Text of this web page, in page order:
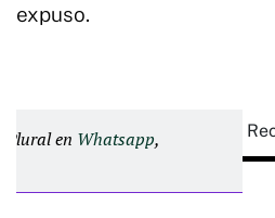
expuso.
Plural en Whatsapp,